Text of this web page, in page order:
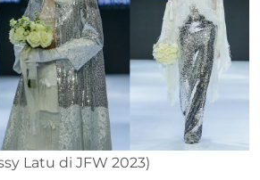
Latu di JFW 2023)